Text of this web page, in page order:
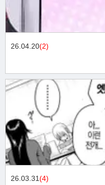
26.04.20(2)
26.03.31(4)